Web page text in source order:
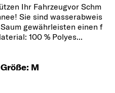
Ihr Fahrzeugvor Schm
Sie sind wasserabweis
gewährleisten einen f
100 % Polyes...
M